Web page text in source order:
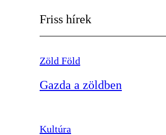
Friss hírek
Zöld Föld
Gazda a zöldben
Kultúra